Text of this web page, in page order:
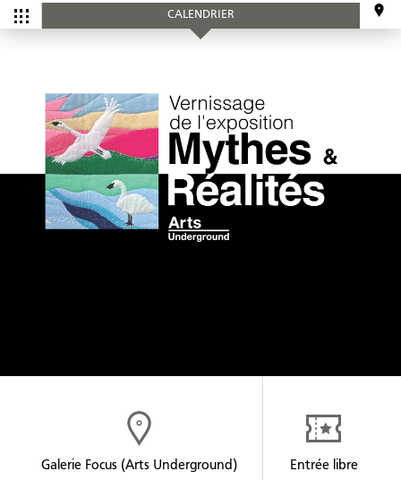
CALENDRIER
Tous les
événements
Ce mois-ci
Formation
Entrepreneuriat
Galerie Focus (Arts Underground) Entrée libre